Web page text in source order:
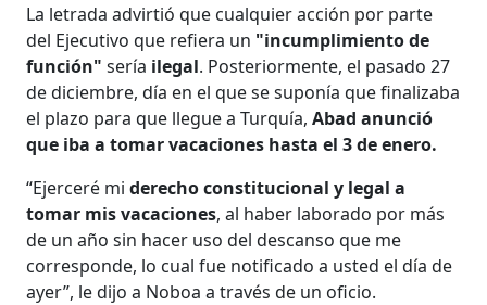
La letrada advirtió que cualquier acción por parte
del Ejecutivo que refiera un "incumplimiento de
función"sería ilegal. Posteriormente, el pasado 27
de diciembre, día en el que se suponía que finalizaba
el plazo para que llegue a Turquía,Abad anunció
que iba a tomar vacaciones hasta el 3 de enero.
“Ejerceré miderecho constitucional y legal a
tomar mis vacaciones, al haber laborado por más
de un año sin hacer uso del descanso que me
corresponde, lo cual fue notificado a usted el día de
ayer”, le dijo a Noboa a través de un oficio.